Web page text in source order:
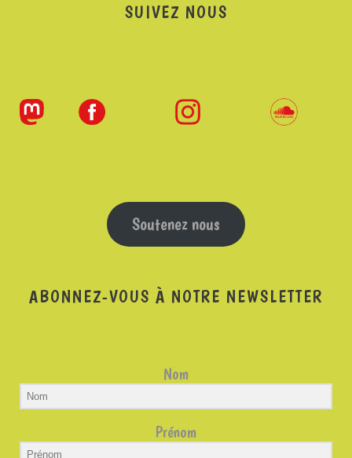
SUIVEZ NOUS
Soutenez nous
ABONNEZ-VOUS À NOTRE NEWSLETTER
Nom
Prénom